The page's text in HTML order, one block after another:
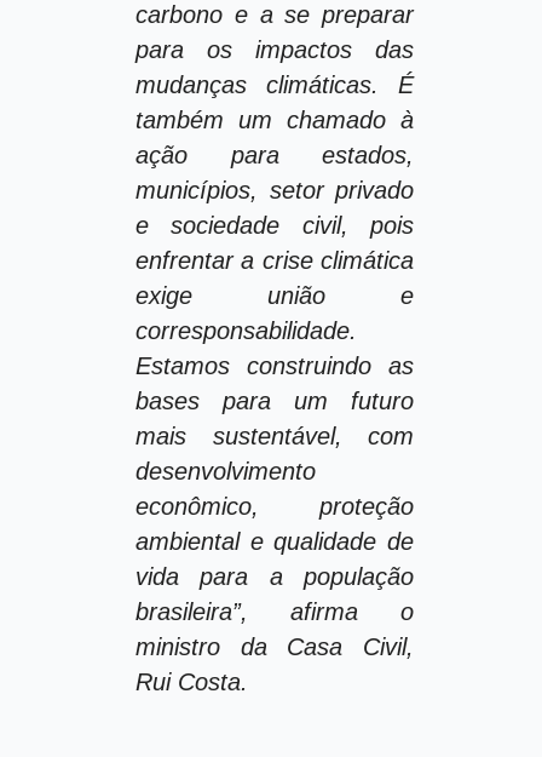
carbono e a se preparar
para os impactos das
mudanças climáticas. É
também um chamado à
ação para estados,
municípios, setor privado
e sociedade civil, pois
enfrentar a crise climática
exige união e
corresponsabilidade.
Estamos construindo as
bases para um futuro
mais sustentável, com
desenvolvimento
econômico, proteção
ambiental e qualidade de
vida para a população
brasileira”, afirma o
ministro da Casa Civil,
Rui Costa.